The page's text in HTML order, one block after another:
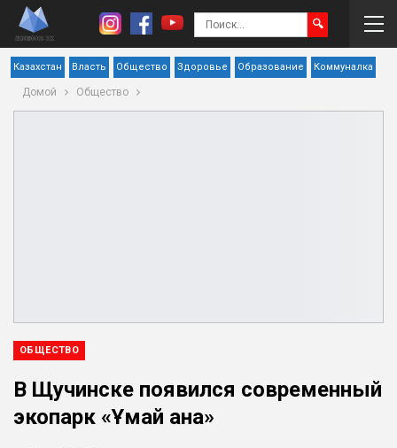
Казахстан Власть Общество Здоровье Образование Коммуналка
Домой Общество
ОБЩЕСТВО
В Щучинске появился современный
экопарк «Ұмай ана»